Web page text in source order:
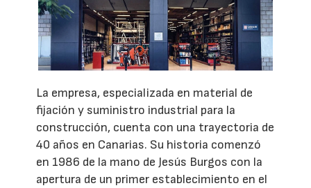
La empresa, especializada en material de
fijación y suministro industrial para la
construcción, cuenta con una trayectoria de
40 años en Canarias. Su historia comenzó
en 1986 de la mano de Jesús Burgos con la
apertura de un primer establecimiento en el